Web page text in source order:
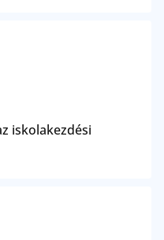
iskolakezdési